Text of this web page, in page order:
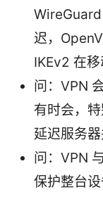
迟，
IKEv2 在移
问：VPN
有时会，
延迟服务器
问：VPN
保护整台